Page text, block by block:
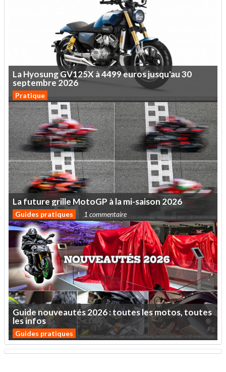
LaHyosungGV125X à4499eurosjusqu'au30
septembre2026
Pratique
Lafuturegrille MotoGP àlami-saison 2026
Guides pratiques 1 commentaire
Guidenouveautés2026:touteslesmotos,toutes
lesinfos
Guides pratiques